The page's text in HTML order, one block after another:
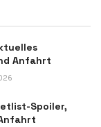
Anfahrt
Spoiler,